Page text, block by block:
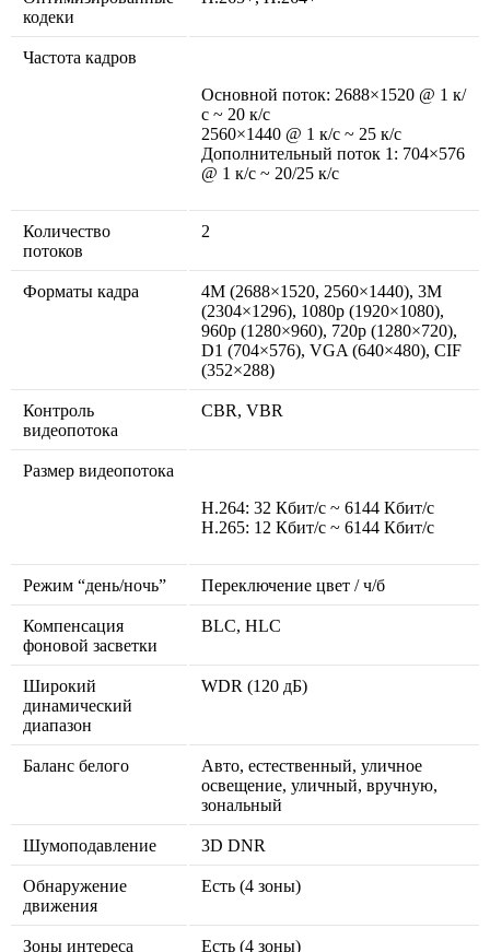
кодеки
Частота кадров
Основной поток: 2688×1520 @ 1 к/
с ~ 20 к/с
2560×1440 @ 1 к/с ~ 25 к/с
Дополнительный поток 1: 704×576
@ 1 к/с ~ 20/25 к/с
Количество
потоков
2
Форматы кадра
4M (2688×1520, 2560×1440), 3M
(2304×1296), 1080p (1920×1080),
960p (1280×960), 720p (1280×720),
D1 (704×576), VGA (640×480), CIF
(352×288)
Контроль
видеопотока
CBR, VBR
Размер видеопотока
H.264: 32 Кбит/с ~ 6144 Кбит/с
H.265: 12 Кбит/с ~ 6144 Кбит/с
Режим “день/ночь” Переключение цвет / ч/б
Компенсация
фоновой засветки
BLC, HLC
Широкий
динамический
диапазон
WDR (120 дБ)
Баланс белого
Авто, естественный, уличное
освещение, уличный, вручную,
зональный
Шумоподавление 3D DNR
Обнаружение
движения
Есть (4 зоны)
Зоны интереса
Есть (4 зоны)